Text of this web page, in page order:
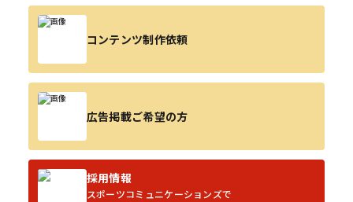
コンテンツ制作依頼
広告掲載ご希望の方
採用情報
スポーツコミュニケーションズで